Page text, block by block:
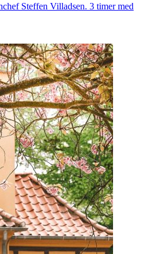
Steffen Villadsen. 3 timer med